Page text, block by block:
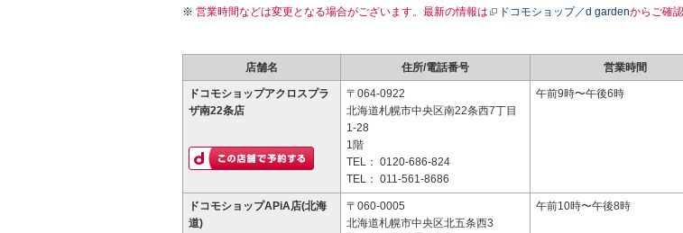
営業時間などは変更となる場合がございます。最新の情報は ドコモショップ／d gardenからご確
店舗名 住所/電話番号 営業時間
ドコモショップアクロスプラ
ザ南22条店
〒064-0922
北海道札幌市中央区南22条西7丁目
1-28
1階
TEL： 0120-686-824
TEL： 011-561-8686
午前9時〜午後6時
ドコモショップAPiA店(北海
道)
〒060-0005
北海道札幌市中央区北五条西3
午前10時〜午後8時